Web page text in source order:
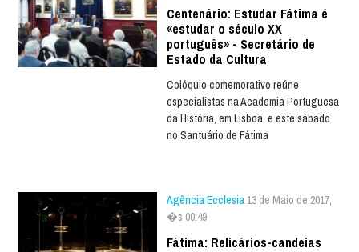
Centenário: Estudar Fátima é
«estudar o século XX
português» - Secretário de
Estado da Cultura
Colóquio comemorativo reúne
especialistas na Academia Portuguesa
da História, em Lisboa, e este sábado
no Santuário de Fátima
Agência Ecclesia 13 de Maio de 2017,
�s 00:49
Fátima: Relicários-candeias